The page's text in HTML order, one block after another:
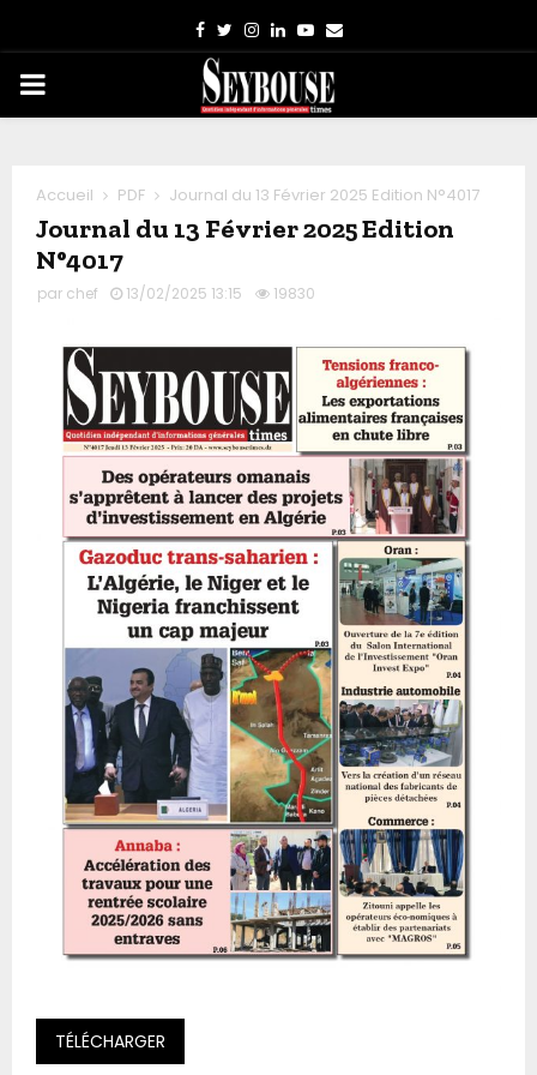
Facebook
TwitterInstagram
LinkedinYoutube
Email
PRIMARY
Accueil PDF Journal du 13 Février 2025 Edition N°4017
Journal du 13 Février 2025 Edition
N°4017
par chef 13/02/2025 13:15 19830
TÉLÉCHARGER